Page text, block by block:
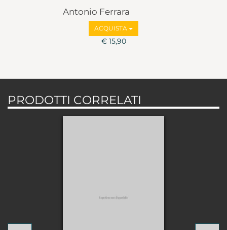
Antonio Ferrara
ACQUISTA
€ 15,90
PRODOTTI CORRELATI